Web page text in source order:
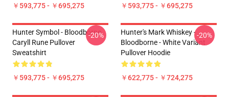
￥593,775 - ￥695,275 ￥593,775 - ￥695,275
Hunter Symbol - Bloodborne
Caryll Rune Pullover
Sweatshirt
￥593,775 - ￥695,275
-20%
Hunter's Mark Whiskey -
Bloodborne - White Variant
Pullover Hoodie
￥622,775 - ￥724,275
-20%